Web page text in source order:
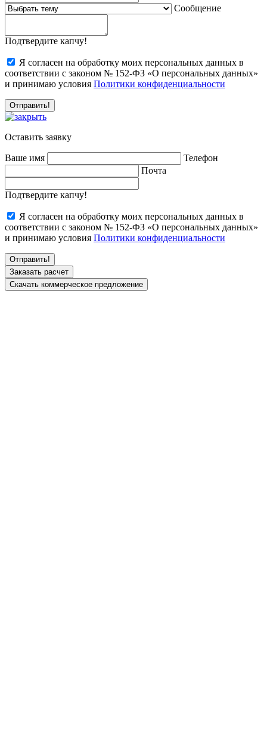
Сообщение
Подтвердите капчу!
Я согласен на обработку моих персональных данных в
соответствии с законом № 152-ФЗ «О персональных данных»
и принимаю условия Политики конфиденциальности
Оставить заявку
Ваше имя
Телефон
Почта
Подтвердите капчу!
Я согласен на обработку моих персональных данных в
соответствии с законом № 152-ФЗ «О персональных данных»
и принимаю условия Политики конфиденциальности
Заказать расчет
Скачать коммерческое предложение